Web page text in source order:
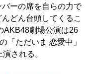
ーの席を自らの力で
どん台頭してくるこ
AKB48劇場公演は26
「ただいま 恋愛中」
される。